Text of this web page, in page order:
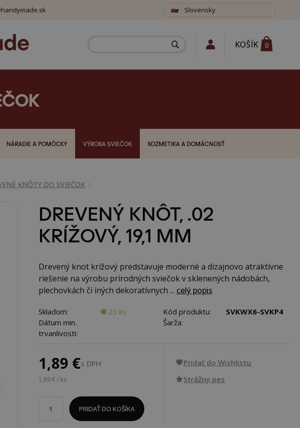
Slovensky
KOŠÍK 0
NÁRADIE A POMÔCKY VÝROBA SVIEČOK KOZMETIKA A DOMÁCNOSŤ
KNÔTY DO SVIEČOK
DREVENÝ KNÔT, .02
KRÍŽOVÝ, 19,1 MM
Drevený knot krížový predstavuje moderné a dizajnovo atraktívne
riešenie na výrobu prírodných sviečok v sklenených nádobách,
plechovkách či iných dekoratívnych ... celý popis
Skladom: 25 ks Kód produktu:
SVKWX6-SVKP4
Dátum min.
trvanlivosti:
Šarža:
1,89 €s DPH
1,89 € / ks
PRIDAŤ DO KOŠÍKA
Pridať do Wishlistu
Strážny pes